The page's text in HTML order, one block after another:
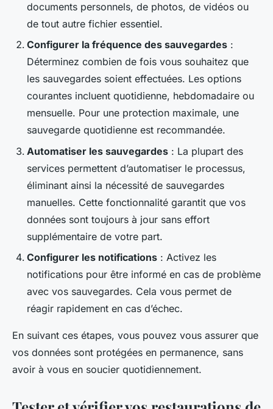
documents personnels, de photos, de vidéos ou
de tout autre fichier essentiel.
Configurer la fréquence des sauvegardes :
Déterminez combien de fois vous souhaitez que
les sauvegardes soient effectuées. Les options
courantes incluent quotidienne, hebdomadaire ou
mensuelle. Pour une protection maximale, une
sauvegarde quotidienne est recommandée.
Automatiser les sauvegardes : La plupart des
services permettent d’automatiser le processus,
éliminant ainsi la nécessité de sauvegardes
manuelles. Cette fonctionnalité garantit que vos
données sont toujours à jour sans effort
supplémentaire de votre part.
Configurer les notifications : Activez les
notifications pour être informé en cas de problème
avec vos sauvegardes. Cela vous permet de
réagir rapidement en cas d’échec.
En suivant ces étapes, vous pouvez vous assurer que
vos données sont protégées en permanence, sans
avoir à vous en soucier quotidiennement.